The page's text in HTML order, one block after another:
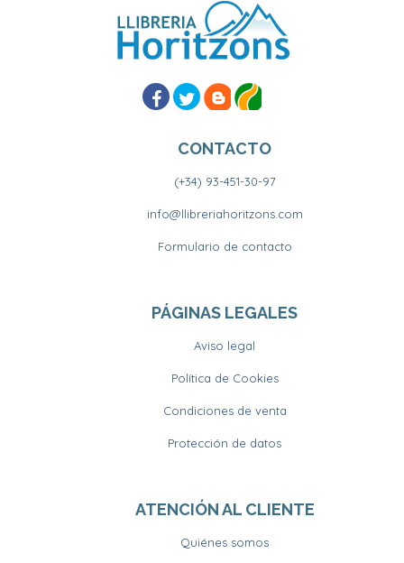
CONTACTO
(+34) 93-451-30-97
info@llibreriahoritzons.com
Formulario de contacto
PÁGINAS LEGALES
Aviso legal
Política de Cookies
Condiciones de venta
Protección de datos
ATENCIÓN AL CLIENTE
Quiénes somos